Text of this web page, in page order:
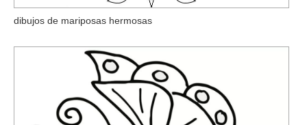
dibujos de mariposas hermosas